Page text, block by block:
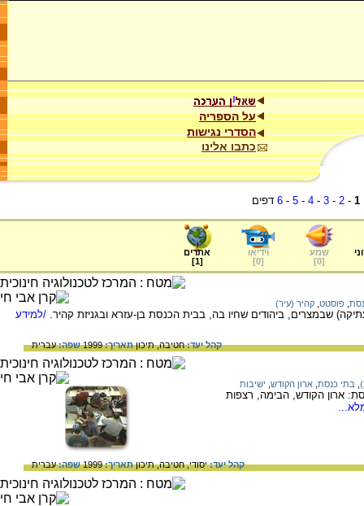
על הספריה
הסדרי נגישות
כתבו אלינו
1
-
2
-
3
-
4
-
5
-
6 דפים
שמע
[
0
]
וידיאו
[
0
]
אתרים
[
1
]
פוסטט קהיר (עיר)
שבמצרים, ביהודים שחיו בה, בבית הכנסת בן-עזרא ובגניזת קהיר. /למידע
קהל יעד:חטיבה,תיכוןתאריך:1999 שפה:עברית
בתי כנסת ארון הקודש ישיבות
ארון הקודש, הבימה, רצפות
קהל יעד:יסודי,חטיבה,תיכוןתאריך:1999 שפה:עברית